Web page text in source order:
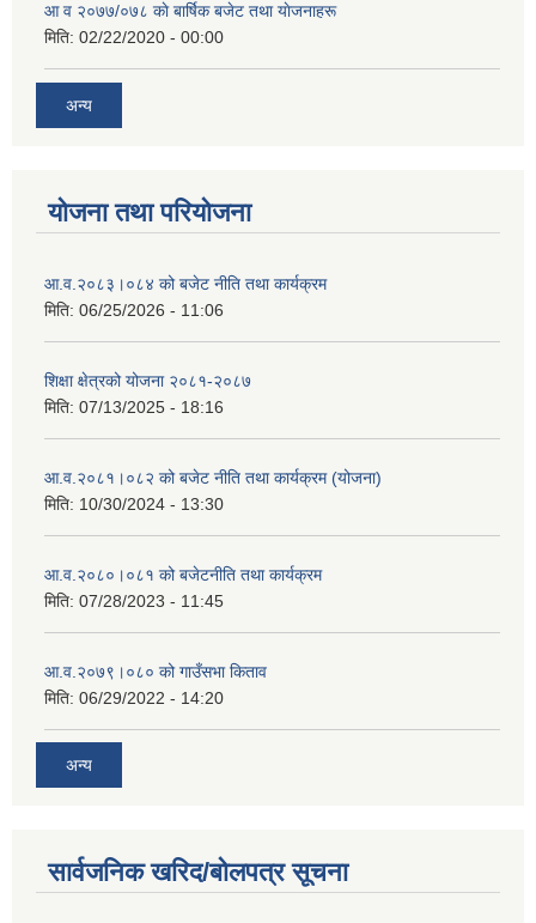
आ व २०७७/०७८ काे बार्षिक बजेट तथा याेजनाहरू
मिति: 02/22/2020 - 00:00
अन्य
योजना तथा परियोजना
आ.व.२०८३।०८४ को बजेट नीति तथा कार्यक्रम
मिति: 06/25/2026 - 11:06
शिक्षा क्षेत्रको योजना २०८१-२०८७
मिति: 07/13/2025 - 18:16
आ.व.२०८१।०८२ को बजेट नीति तथा कार्यक्रम (योजना)
मिति: 10/30/2024 - 13:30
आ.व.२०८०।०८१ को बजेटनीति तथा कार्यक्रम
मिति: 07/28/2023 - 11:45
आ.व.२०७९।०८० को गाउँसभा किताव
मिति: 06/29/2022 - 14:20
अन्य
सार्वजनिक खरिद/बोलपत्र सूचना